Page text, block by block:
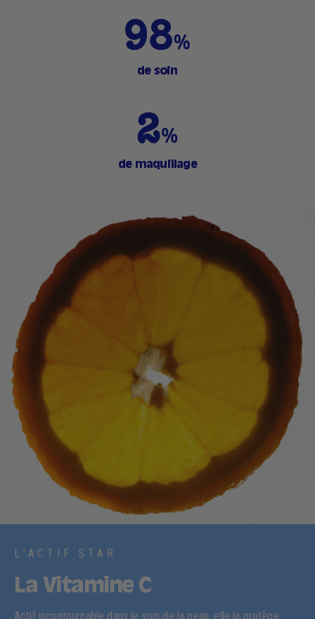
de soin
de maquillage
L'ACTIF STAR
La Vitamine C
Actif incontournable dans le soin de la peau, elle la protège